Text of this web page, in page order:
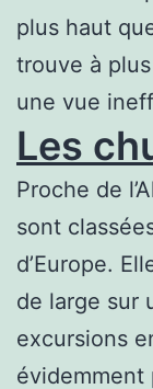
plus haut
trouve à
une vue
Les
Proche de
sont
d’Europe.
de large sur
excursions
évidemment